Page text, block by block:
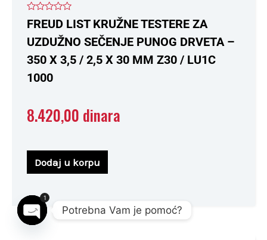
Ocenjeno
sa
od
FREUD LIST KRUŽNE TESTERE ZA
UZDUŽNO SEČENJE PUNOG DRVETA –
350 X 3,5 / 2,5 X 30 MM Z30 / LU1C
1000
8.420,00 dinara
Dodaj u korpu
Potrebna Vam je pomoć?
1